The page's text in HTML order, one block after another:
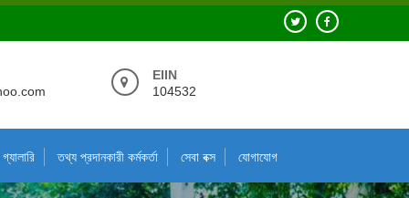
EIIN
104532
গ্যালারি তথ্য প্রদানকারী কর্মকর্তা সেবা বক্স যোগাযোগ